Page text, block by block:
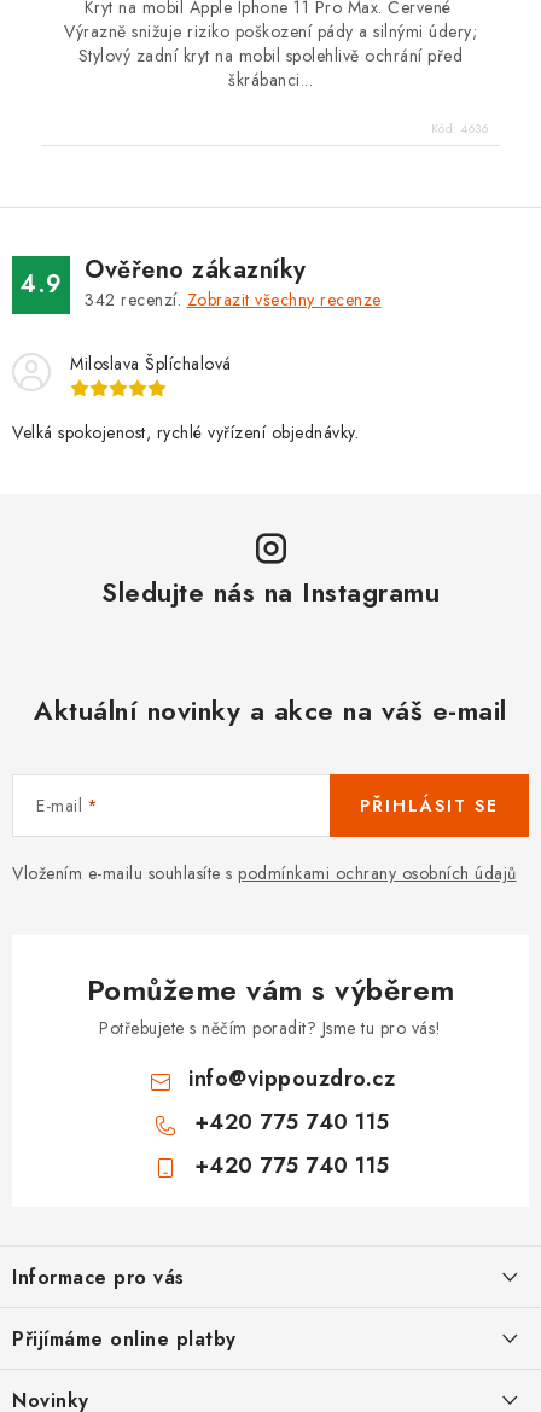
Kryt na mobil Apple Iphone 11 Pro Max. Červené
Výrazně snižuje riziko poškození pády a silnými údery;
Stylový zadní kryt na mobil spolehlivě ochrání před
škrábanci...
Kód: 4636
4.9 Ověřeno zákazníky
342 recenzí. Zobrazit všechny recenze
Miloslava Šplíchalová
Velká spokojenost, rychlé vyřízení objednávky.
Sledujte nás na Instagramu
Aktuální novinky a akce na váš e-mail
E-mail
Vložením e-mailu souhlasíte s podmínkami ochrany osobních údajů
PŘIHLÁSIT SE
Pomůžeme vám s výběrem
Potřebujete s něčím poradit? Jsme tu pro vás!
info@vippouzdro.cz
+420 775 740 115
+420 775 740 115
p
a
Informace pro vás
Jak nakupovat
Přijímáme online platby
Novinky